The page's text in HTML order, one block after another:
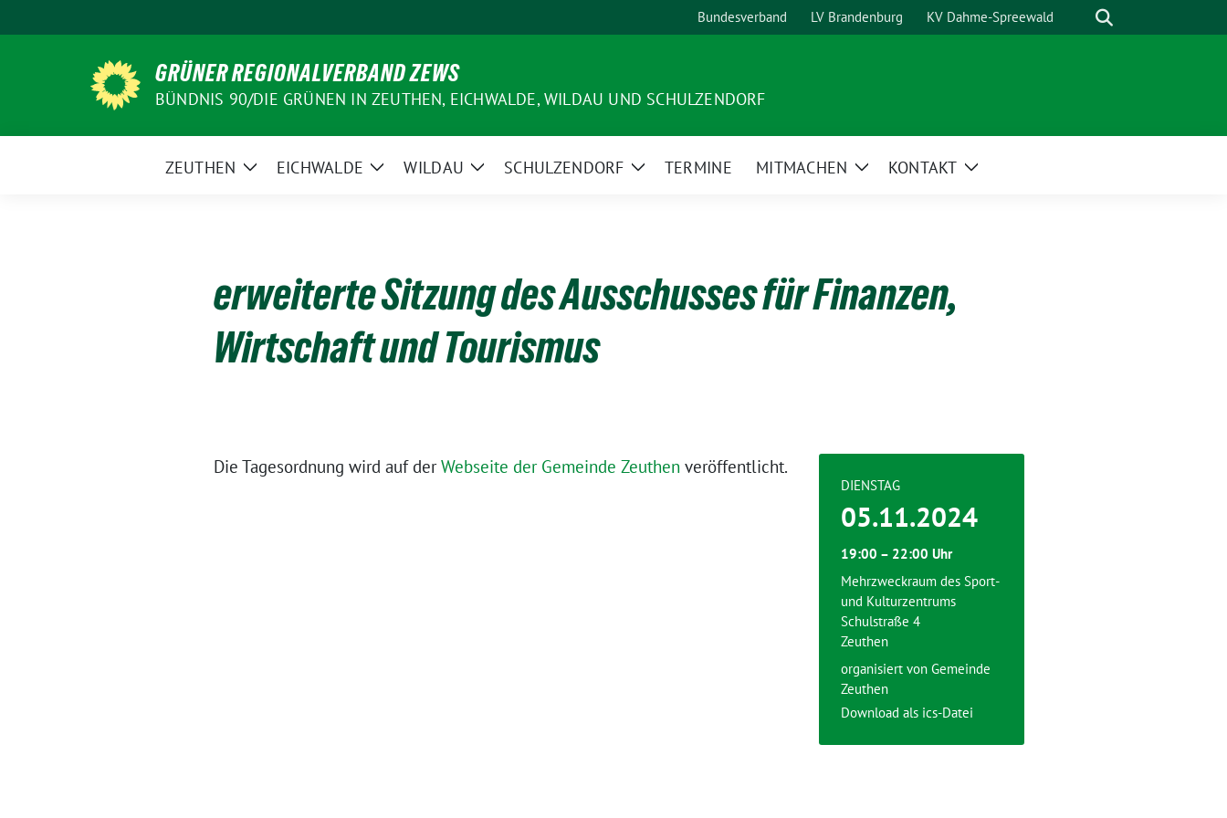
zum
Bundesverband LV Brandenburg KV Dahme-Spreewald Suche
GRÜNER REGIONALVERBAND ZEWS
BÜNDNIS 90/DIE GRÜNEN IN ZEUTHEN, EICHWALDE, WILDAU UND SCHULZENDORF
ZEUTHEN
ZeigeEICHWALDE
ZeigeWILDAU
ZeigeSCHULZENDORF
ZeigeTERMINE MITMACHEN
ZeigeKONTAKT
Zeige
erweiterte Sitzung des Ausschusses für Finanzen,
Wirtschaft und Tourismus
Die Tagesordnung wird auf derWebseite der Gemeinde Zeuthen veröffentlicht.
DIENSTAG
05.11.2024
19:00 – 22:00 Uhr
Mehrzweckraum des Sport-
und Kulturzentrums
Schulstraße 4
Zeuthen
organisiert von Gemeinde
Zeuthen
Download als ics-Datei